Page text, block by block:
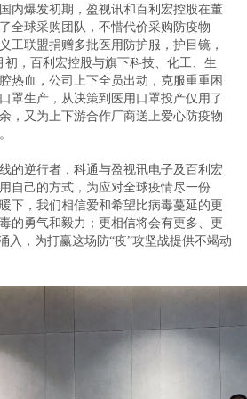
内爆发初期，盈视讯和百利宏控股在董
全球采购团队，不惜代价采购防疫物
工联盟捐赠多批医用防护服，护目镜，
初，百利宏控股与旗下科技、化工、生
热血，公司上下全员出动，克服重重困
罩生产，从决策到医用口罩投产仅用了
，又为上下游合作厂商送上爱心防疫物
的逆行者，科通与盈视讯电子及百利宏
自己的方式，为应对全球疫情尽一份
下，我们相信爱和希望比病毒蔓延的更
的勇气和毅力；更相信将会有更多、更
入，为打赢这场防“疫”攻坚战提供不竭动